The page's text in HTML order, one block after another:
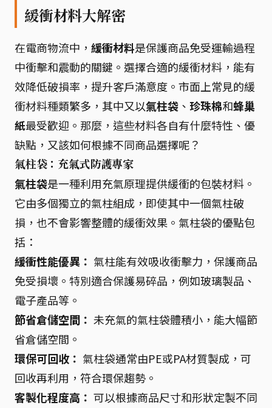
緩衝材料大解密
在電商物流中， 緩衝材料是保護商品免受運輸過程
中衝擊和震動的關鍵。選擇合適的緩衝材料，能有
效降低破損率，提升客戶滿意度。市面上常見的緩
衝材料種類繁多，其中又以氣柱袋 、 珍珠棉和蜂巢
紙最受歡迎。那麼，這些材料各自有什麼特性、優
缺點，又該如何根據不同商品選擇呢？
氣柱袋：充氣式防護專家
氣柱袋是一種利用充氣原理提供緩衝的包裝材料。
它由多個獨立的氣柱組成，即使其中一個氣柱破
損，也不會影響整體的緩衝效果。氣柱袋的優點包
括：
緩衝性能優異： 氣柱能有效吸收衝擊力，保護商品
免受損壞。特別適合保護易碎品，例如玻璃製品、
電子產品等。
節省倉儲空間： 未充氣的氣柱袋體積小，能大幅節
省倉儲空間。
環保可回收： 氣柱袋通常由PE或PA材質製成，可
回收再利用，符合環保趨勢。
客製化程度高： 可以根據商品尺寸和形狀定製不同